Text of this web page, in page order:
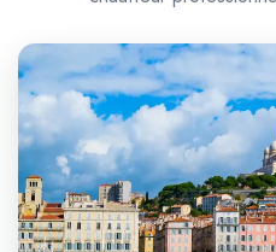
Trajet Longue Distance